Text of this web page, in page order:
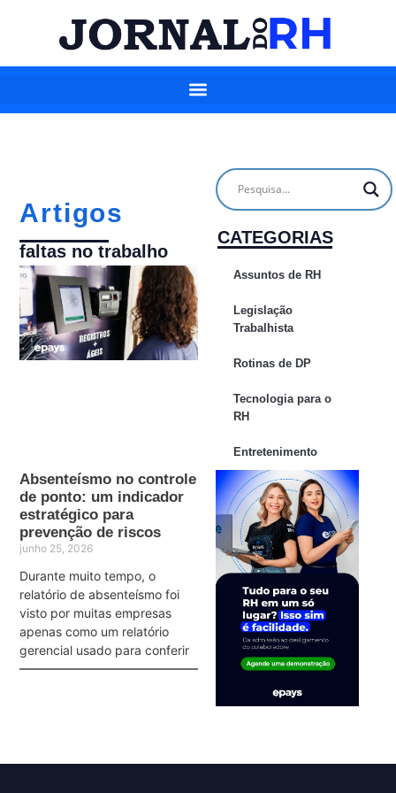
Artigos
faltas no trabalho
Absenteísmo no controle
de ponto: um indicador
estratégico para
prevenção de riscos
junho 25, 2026
Durante muito tempo, o
relatório de absenteísmo foi
visto por muitas empresas
apenas como um relatório
gerencial usado para conferir
CATEGORIAS
Assuntos de RH
Legislação
Trabalhista
Rotinas de DP
Tecnologia para o
RH
Entretenimento